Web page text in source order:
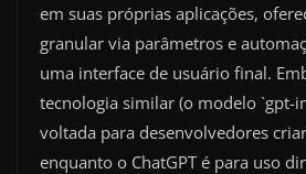
em suas próprias aplicações,
granular via parâmetros e
uma interface de usuário final.
tecnologia similar (o modelo `gpt-
voltada para desenvolvedores
enquanto o ChatGPT é para uso